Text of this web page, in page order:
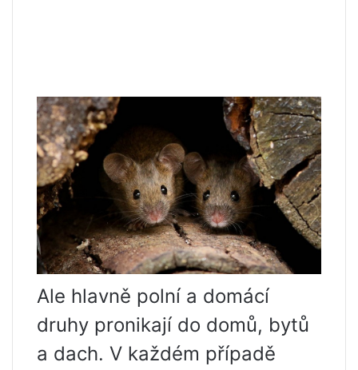
Ale hlavně polní a domácí
druhy pronikají do domů, bytů
a dach. V každém případě